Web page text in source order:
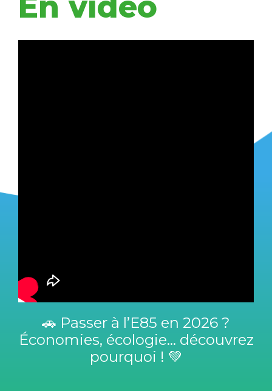
Superéthanol-E85 : comment
Biomotors démocratise la
conversion